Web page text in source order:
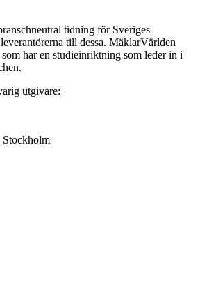
tidning för Sveriges
till dessa. MäklarVärlden
har en studieinriktning som leder in i
utgivare:
Stockholm